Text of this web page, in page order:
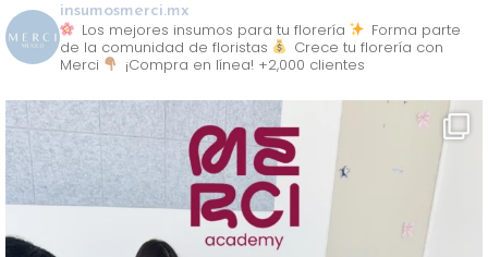
insumosmerci.mx
Los mejores insumos para tu florería
Forma parte
de la comunidad de floristas
Crece tu florería con
Merci
¡Compra en línea! +2,000 clientes